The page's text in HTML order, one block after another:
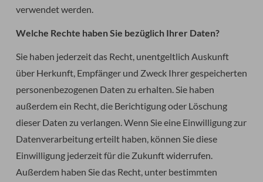
verwendet werden.
Welche Rechte haben Sie bezüglich Ihrer Daten?
Sie haben jederzeit das Recht, unentgeltlich Auskunft
über Herkunft, Empfänger und Zweck Ihrer gespeicherten
personenbezogenen Daten zu erhalten. Sie haben
außerdem ein Recht, die Berichtigung oder Löschung
dieser Daten zu verlangen. Wenn Sie eine Einwilligung zur
Datenverarbeitung erteilt haben, können Sie diese
Einwilligung jederzeit für die Zukunft widerrufen.
Außerdem haben Sie das Recht, unter bestimmten